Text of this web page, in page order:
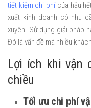
tiết kiệm chi phícủa hầu
xuất kinh doanh có nhu
xuyên. Sử dụng giải pháp
Đó là vấn đề mà nhiều
Lợi ích khi vận
chiều
Tối ưu chi phí